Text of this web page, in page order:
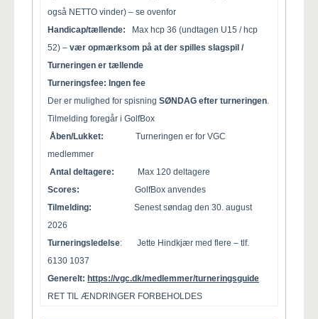
også NETTO vinder) – se ovenfor
Handicap/tællende: Max hcp 36 (undtagen U15 / hcp
52) – vær opmærksom på at der spilles slagspil /
Turneringen er tællende
Turneringsfee: Ingen fee
Der er mulighed for spisning SØNDAG efter turneringen.
Tilmelding foregår i GolfBox
Åben/Lukket: Turneringen er for VGC
medlemmer
Antal deltagere: Max 120 deltagere
Scores: GolfBox anvendes
Tilmelding: Senest søndag den 30. august
2026
Turneringsledelse: Jette Hindkjær med flere – tlf.
6130 1037
Generelt: https://vgc.dk/medlemmer/turneringsguide
RET TIL ÆNDRINGER FORBEHOLDES